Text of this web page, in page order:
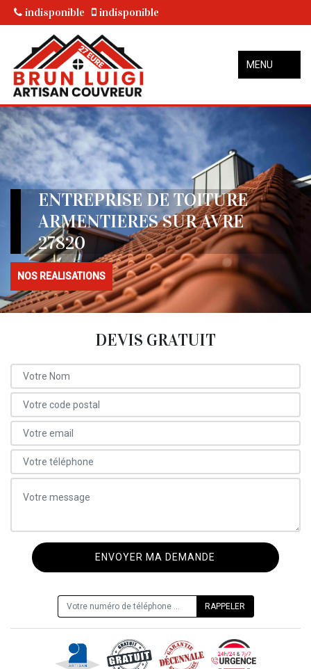
indisponible indisponible
MENU
ENTREPRISE DE TOITURE
ARMENTIERES SUR AVRE
27820
NOS REALISATIONS
DEVIS GRATUIT